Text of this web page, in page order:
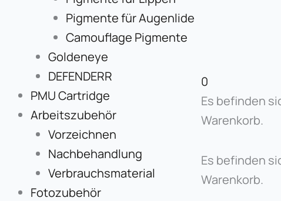
Pigmente für Augenlide
Camouflage Pigmente
Goldeneye
DEFENDERR
PMU Cartridge
Arbeitszubehör
Vorzeichnen
Nachbehandlung
Verbrauchsmaterial
Fotozubehör
0
Es befinden
Warenkorb.
Es befinden
Warenkorb.